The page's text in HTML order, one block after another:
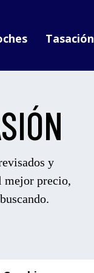
Tasación
y
mejor precio,